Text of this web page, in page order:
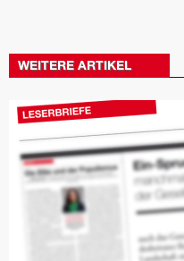
WEITERE ARTIKEL